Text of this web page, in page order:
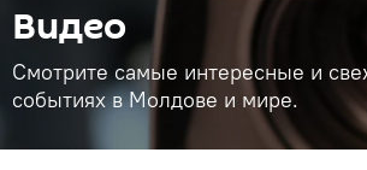
Видео
Смотрите самые интересные и
событиях в Молдове и мире.